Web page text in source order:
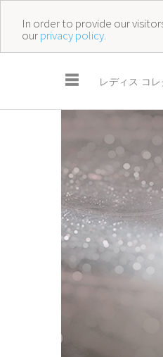
In order to provide our
ourprivacy policy.
☰ レディス コ